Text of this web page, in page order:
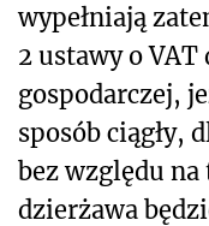
wypełniają
2 ustawy o
gospodarczej,
sposób ciągły,
bez względu
dzierżawa